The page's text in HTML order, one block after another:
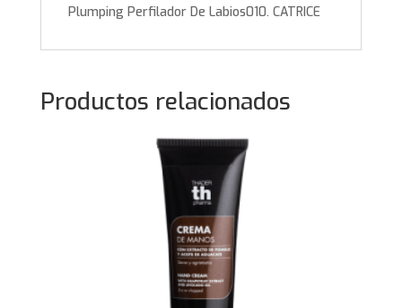
Plumping Perfilador De Labios010. CATRICE
Productos relacionados